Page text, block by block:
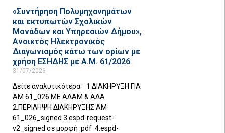
«Συντήρηση Πολυμηχανημάτων
και εκτυπωτών Σχολικών
Μονάδων και Υπηρεσιών Δήμου»,
Ανοικτός Ηλεκτρονικός
Διαγωνισμός κάτω των ορίων με
χρήση ΕΣΗΔΗΣ με Α.Μ. 61/2026
31/07/2026
Δείτε αναλυτικότερα: 1.ΔΙΑΚΗΡΥΞΗ ΓΙΑ
ΑΜ 61_026 ΜΕ ΑΔΑΜ & ΑΔΑ
2.ΠΕΡΙΛΗΨΗ ΔΙΑΚΗΡΥΞΗΣ ΑΜ
61_026_signed 3.espd-request-
v2_signed σε μορφή .pdf 4.espd-